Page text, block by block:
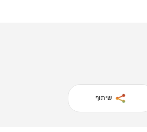
שיתוף